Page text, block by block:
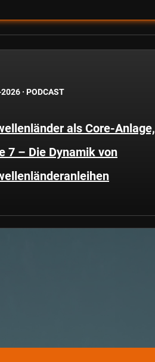
· PODCAST
als Core-Anlage,
7 – Die Dynamik von